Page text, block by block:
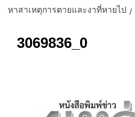
หาสาเหตุการตายและงาที่หายไป
3069836_0